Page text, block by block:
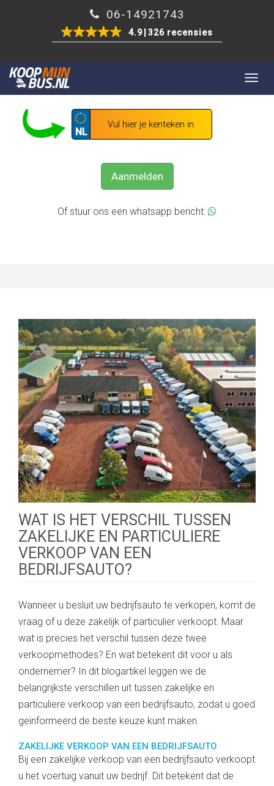
06-14921743
4.9 326 recensies
GRATIS UW BEDRIJFSWAGEN VERKOPEN?
NL
Aanmelden
Of stuur ons een whatsapp bericht:
WAT IS HET VERSCHIL TUSSEN
ZAKELIJKE EN PARTICULIERE
VERKOOP VAN EEN
BEDRIJFSAUTO?
Wanneer u besluit uw bedrijfsauto te verkopen, komt de
vraag of u deze zakelijk of particulier verkoopt. Maar
wat is precies het verschil tussen deze twee
verkoopmethodes? En wat betekent dit voor u als
ondernemer? In dit blogartikel leggen we de
belangrijkste verschillen uit tussen zakelijke en
particuliere verkoop van een bedrijfsauto, zodat u goed
geïnformeerd de beste keuze kunt maken.
ZAKELIJKE VERKOOP VAN EEN BEDRIJFSAUTO
Bij een zakelijke verkoop van een bedrijfsauto verkoopt
u het voertuig vanuit uw bedrijf. Dit betekent dat de